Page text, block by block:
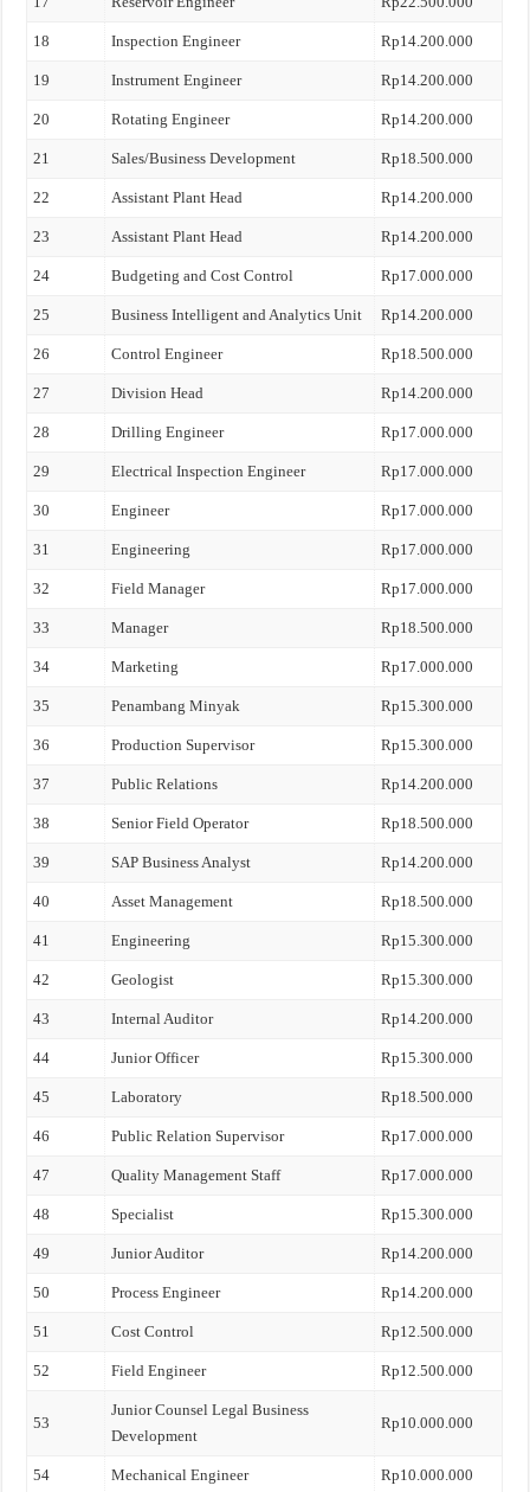
18 Inspection Engineer Rp14.200.000
19 Instrument Engineer Rp14.200.000
20 Rotating Engineer Rp14.200.000
21 Sales/Business Development Rp18.500.000
22 Assistant Plant Head Rp14.200.000
23 Assistant Plant Head Rp14.200.000
24 Budgeting and Cost Control Rp17.000.000
25 Business Intelligent and Analytics Unit Rp14.200.000
26 Control Engineer Rp18.500.000
27 Division Head Rp14.200.000
28 Drilling Engineer Rp17.000.000
29 Electrical Inspection Engineer Rp17.000.000
30 Engineer Rp17.000.000
31 Engineering Rp17.000.000
32 Field Manager Rp17.000.000
33 Manager Rp18.500.000
34 Marketing Rp17.000.000
35 Penambang Minyak Rp15.300.000
36 Production Supervisor Rp15.300.000
37 Public Relations Rp14.200.000
38 Senior Field Operator Rp18.500.000
39 SAP Business Analyst Rp14.200.000
40 Asset Management Rp18.500.000
41 Engineering Rp15.300.000
42 Geologist Rp15.300.000
43 Internal Auditor Rp14.200.000
44 Junior Officer Rp15.300.000
45 Laboratory Rp18.500.000
46 Public Relation Supervisor Rp17.000.000
47 Quality Management Staff Rp17.000.000
48 Specialist Rp15.300.000
49 Junior Auditor Rp14.200.000
50 Process Engineer Rp14.200.000
51 Cost Control Rp12.500.000
52 Field Engineer Rp12.500.000
53
Junior Counsel Legal Business
Development
Rp10.000.000
54 Mechanical Engineer Rp10.000.000